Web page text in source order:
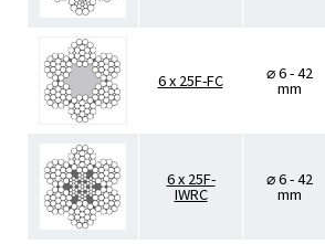
6 x 25F-FC ⌀ 6 - 42
mm
6 x 25F-
IWRC
⌀ 6 - 42
mm